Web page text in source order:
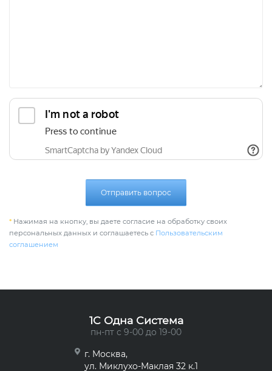
Отправить вопрос
* Нажимая на кнопку, вы даете согласие на обработку своих
персональных данных и соглашаетесь с Пользовательским
соглашением
1C Одна Система
пн-пт с 9-00 до 19-00
г. Москва,
ул. Миклухо-Маклая 32 к.1